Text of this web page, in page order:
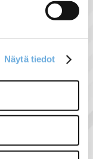
Näytä tiedot